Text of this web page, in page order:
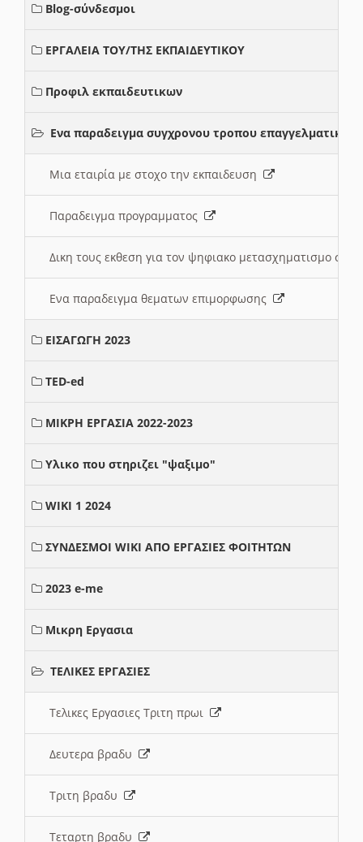
Blog-σύνδεσμοι
ΕΡΓΑΛΕΙΑ ΤΟΥ/ΤΗΣ ΕΚΠΑΙΔΕΥΤΙΚΟΥ
Προφιλ εκπαιδευτικων
Ενα παραδειγμα συγχρονου τροπου
Μια εταιρία με στοχο την εκπαιδευση
Παραδειγμα προγραμματος
Δικη τους εκθεση για τον ψηφιακο μετασχηματισμο
Ενα παραδειγμα θεματων επιμορφωσης
ΕΙΣΑΓΩΓΗ 2023
TED-ed
ΜΙΚΡΗ ΕΡΓΑΣΙΑ 2022-2023
Υλικο που στηριζει "ψαξιμο"
WIKI 1 2024
ΣΥΝΔΕΣΜΟΙ WIKI ΑΠΟ ΕΡΓΑΣΙΕΣ ΦΟΙΤΗΤΩΝ
2023 e-me
Μικρη Εργασια
ΤΕΛΙΚΕΣ ΕΡΓΑΣΙΕΣ
Τελικες Εργασιες Τριτη πρωι
Δευτερα βραδυ
Τριτη βραδυ
Τεταρτη βραδυ